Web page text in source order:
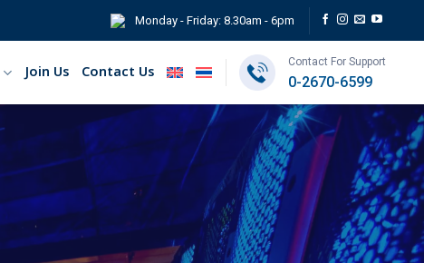
Monday - Friday: 8.30am - 6pm
Join Us Contact Us
Contact For Support
0-2670-6599